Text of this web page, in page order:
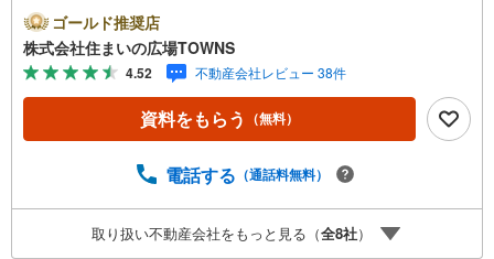
の物件は住み心地が良いと評判です。梅雨や花粉などで洗
濯物を外干しできない時期でも部屋干ししなくて済む、浴
室乾燥機付きの物件です。いつでもゴミ出しができるの
で、衛生的です。コチラの物件の向きは、南東向きの物件
ゴールド推奨店
株式会社住まいの広場TOWNS
4.52 不動産会社レビュー 38件
資料をもらう （無料）
電話する （通話料無料）
取り扱い不動産会社をもっと見る（全8社）